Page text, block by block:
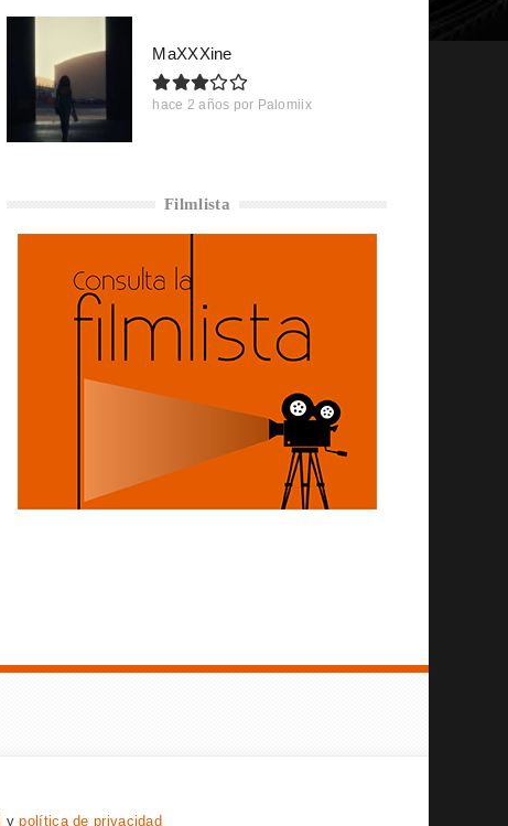
MaXXXine
hace 2 años por Palomiix
Filmlista
ypolítica de privacidad